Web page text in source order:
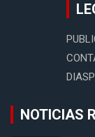
NOTICIAS